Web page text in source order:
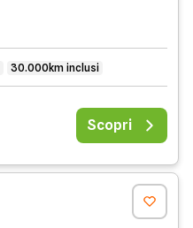
30.000km inclusi
Scopri